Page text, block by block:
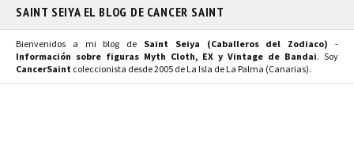
SAINT SEIYA EL BLOG DE CANCER SAINT
Bienvenidos a mi blog de Saint Seiya (Caballeros del Zodiaco) -
Información sobre figuras Myth Cloth, EX y Vintage de Bandai. Soy
CancerSaint coleccionista desde 2005 de La Isla de La Palma (Canarias).